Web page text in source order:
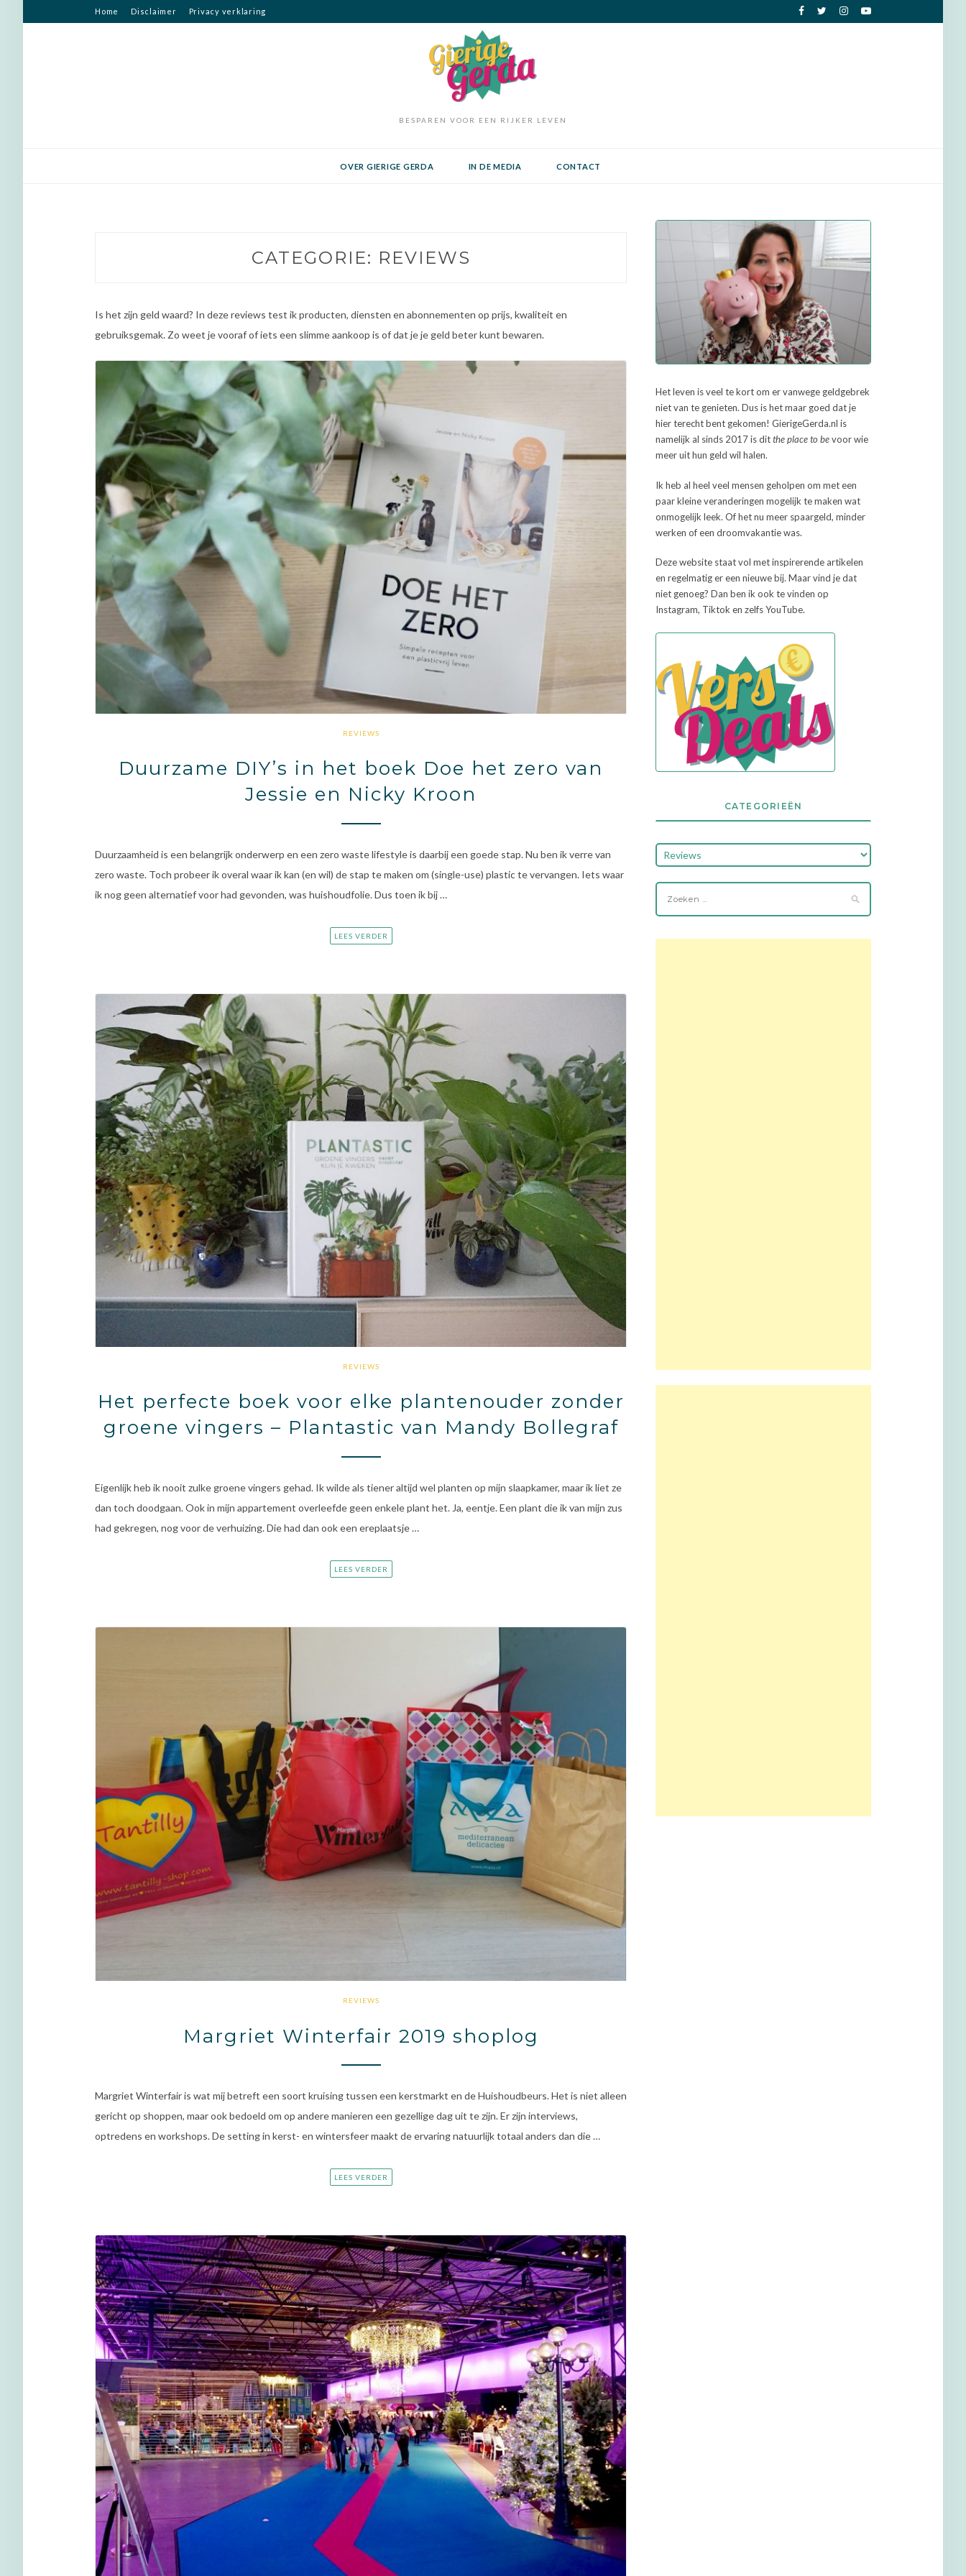
naar
Home Disclaimer Privacy verklaring
BESPAREN VOOR EEN RIJKER LEVEN
OVER GIERIGE GERDA IN DE MEDIA CONTACT
CATEGORIE: REVIEWS
Is het zijn geld waard? In deze reviews test ik producten, diensten en abonnementen op prijs, kwaliteit en
gebruiksgemak. Zo weet je vooraf of iets een slimme aankoop is of dat je je geld beter kunt bewaren.
REVIEWS
Duurzame DIY’s in het boek Doe het zero van
Jessie en Nicky Kroon
Duurzaamheid is een belangrijk onderwerp en een zero waste lifestyle is daarbij een goede stap. Nu ben ik verre van
zero waste. Toch probeer ik overal waar ik kan (en wil) de stap te maken om (single-use) plastic te vervangen. Iets waar
ik nog geen alternatief voor had gevonden, was huishoudfolie. Dus toen ik bij …
LEES VERDER
REVIEWS
Het perfecte boek voor elke plantenouder zonder
groene vingers – Plantastic van Mandy Bollegraf
Eigenlijk heb ik nooit zulke groene vingers gehad. Ik wilde als tiener altijd wel planten op mijn slaapkamer, maar ik liet ze
dan toch doodgaan. Ook in mijn appartement overleefde geen enkele plant het. Ja, eentje. Een plant die ik van mijn zus
had gekregen, nog voor de verhuizing. Die had dan ook een ereplaatsje …
LEES VERDER
REVIEWS
Margriet Winterfair 2019 shoplog
Margriet Winterfair is wat mij betreft een soort kruising tussen een kerstmarkt en de Huishoudbeurs. Het is niet alleen
gericht op shoppen, maar ook bedoeld om op andere manieren een gezellige dag uit te zijn. Er zijn interviews,
optredens en workshops. De setting in kerst- en wintersfeer maakt de ervaring natuurlijk totaal anders dan die …
LEES VERDER
Het leven is veel te kort om er vanwege geldgebrek
niet van te genieten. Dus is het maar goed dat je
hier terecht bent gekomen! GierigeGerda.nl is
namelijk al sinds 2017 is ditthe place to bevoor wie
meer uit hun geld wil halen.
Ik heb al heel veel mensen geholpen om met een
paar kleine veranderingen mogelijk te maken wat
onmogelijk leek. Of het nu meer spaargeld, minder
werken of een droomvakantie was.
Deze website staat vol met inspirerende artikelen
en regelmatig er een nieuwe bij. Maar vind je dat
niet genoeg? Dan ben ik ook te vinden op
Instagram, Tiktok en zelfs YouTube.
CATEGORIEËN